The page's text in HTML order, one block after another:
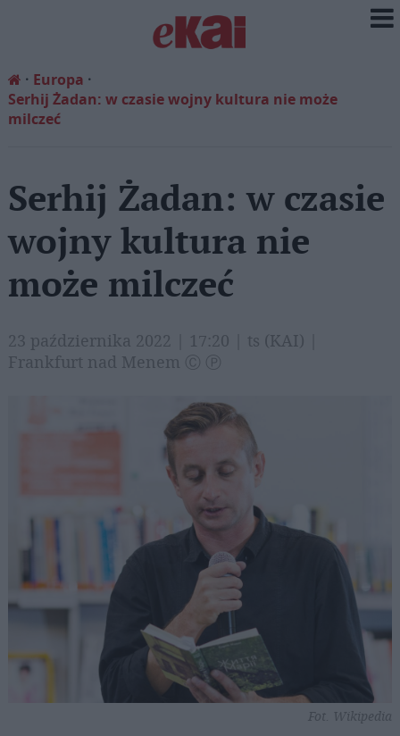
Europa
Serhij Żadan: w czasie wojny kultura nie może
milczeć
Serhij Żadan: w czasie
wojny kultura nie
może milczeć
23 października 2022 | 17:20 | ts (KAI) |
Frankfurt nad Menem Ⓒ Ⓟ
Fot. Wikipedia